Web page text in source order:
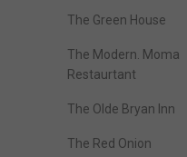
The Green House
The Modern. Moma
Restaurtant
The Olde Bryan Inn
The Red Onion